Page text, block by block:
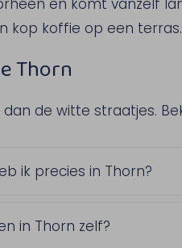
en komt vanzelf
kop koffie op een
Thorn
de witte straatjes.
ik precies in Thorn?
tot een
in Thorn zelf?